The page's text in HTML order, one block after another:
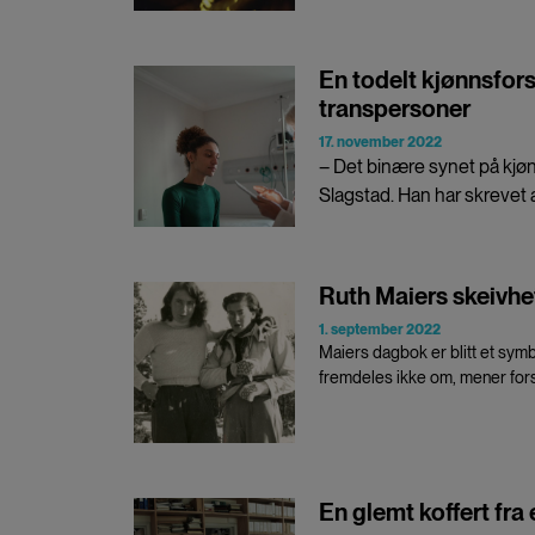
En todelt
transpersoner
17. november 2022
– Det binære synet på
Slagstad. Han har
Ruth Maiers
1. september 2022
Maiers dagbok er blitt et
fremdeles ikke om, mener
En glemt koffert fra